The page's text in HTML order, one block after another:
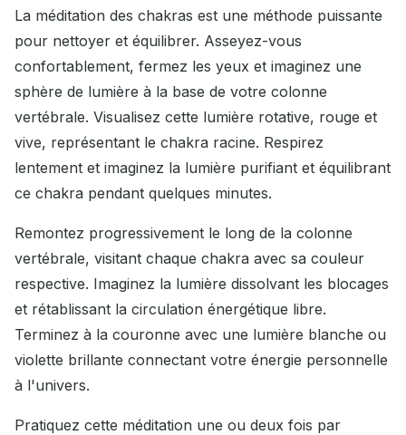
La méditation des chakras est une méthode puissante
pour nettoyer et équilibrer. Asseyez-vous
confortablement, fermez les yeux et imaginez une
sphère de lumière à la base de votre colonne
vertébrale. Visualisez cette lumière rotative, rouge et
vive, représentant le chakra racine. Respirez
lentement et imaginez la lumière purifiant et équilibrant
ce chakra pendant quelques minutes.
Remontez progressivement le long de la colonne
vertébrale, visitant chaque chakra avec sa couleur
respective. Imaginez la lumière dissolvant les blocages
et rétablissant la circulation énergétique libre.
Terminez à la couronne avec une lumière blanche ou
violette brillante connectant votre énergie personnelle
à l'univers.
Pratiquez cette méditation une ou deux fois par